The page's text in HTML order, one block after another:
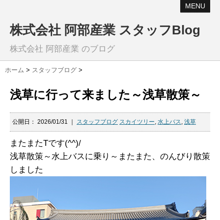
MENU
株式会社 阿部産業 スタッフBlog
株式会社 阿部産業 のブログ
ホーム > スタッフブログ >
浅草に行って来ました～浅草散策～
公開日： 2026/01/31 スタッフブログ スカイツリー, 水上バス, 浅草
またまたTです(^^)/
浅草散策～水上バスに乗り～またまた、のんびり散策
しました